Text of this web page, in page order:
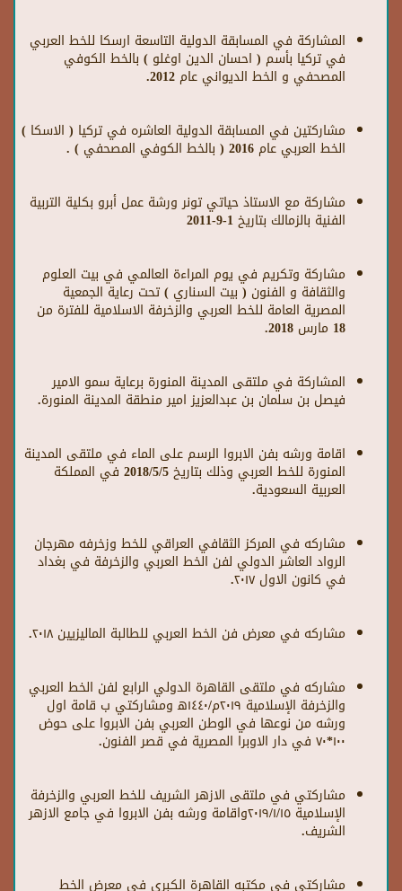
المشاركة في المسابقة الدولية التاسعة ارسكا للخط العربي
في تركيا بأسم ( احسان الدين اوغلو ) بالخط الكوفي
المصحفي و الخط الديواني عام 2012.
مشاركتين في المسابقة الدولية العاشره في تركيا ( الاسكا )
الخط العربي عام 2016 ( بالخط الكوفي المصحفي ) .
مشاركة مع الاستاذ حياتي تونر ورشة عمل أبرو بكلية التربية
الفنية بالزمالك بتاريخ 1-9-2011
مشاركة وتكريم في يوم المراءة العالمي في بيت العلوم
والثقافة و الفنون ( بيت السناري ) تحت رعاية الجمعية
المصرية العامة للخط العربي والزخرفة الاسلامية للفترة من
18 مارس 2018.
المشاركة في ملتقى المدينة المنورة برعاية سمو الامير
فيصل بن سلمان بن عبدالعزيز امير منطقة المدينة المنورة.
اقامة ورشه بفن الابروا الرسم على الماء في ملتقى المدينة
المنورة للخط العربي وذلك بتاريخ 2018/5/5 في المملكة
العربية السعودية.
مشاركه في المركز الثقافي العراقي للخط وزخرفه مهرجان
الرواد العاشر الدولي لفن الخط العربي والزخرفة في بغداد
في كانون الاول ٢٠١٧.
مشاركه في معرض فن الخط العربي للطالبة الماليزيين ٢٠١٨.
مشاركه في ملتقى القاهرة الدولي الرابع لفن الخط العربي
والزخرفة الإسلامية ٢٠١٩م/١٤٤٠ه‍ ومشاركتي ب قامة اول
ورشه من نوعها في الوطن العربي بفن الابروا على حوض
١٠٠*٧٠ في دار الاوبرا المصرية في قصر الفنون.
مشاركتي في ملتقى الازهر الشريف للخط العربي والزخرفة
الإسلامية ٢٠١٩/١/١٥واقامة ورشه بفن الابروا في جامع الازهر
الشريف.
مشاركتي في مكتبه القاهرة الكبرى في معرض الخط